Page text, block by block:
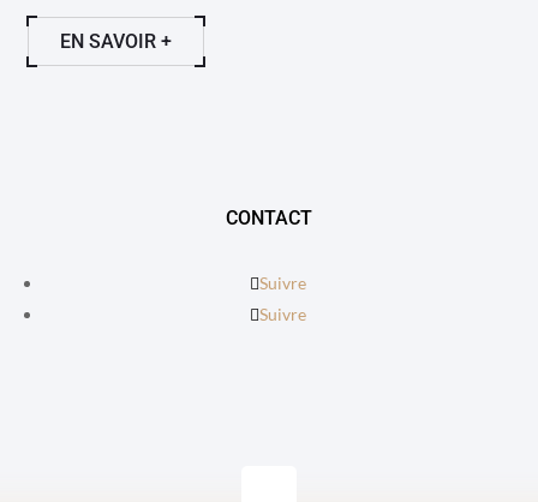
EN SAVOIR +
CONTACT
Suivre
Suivre